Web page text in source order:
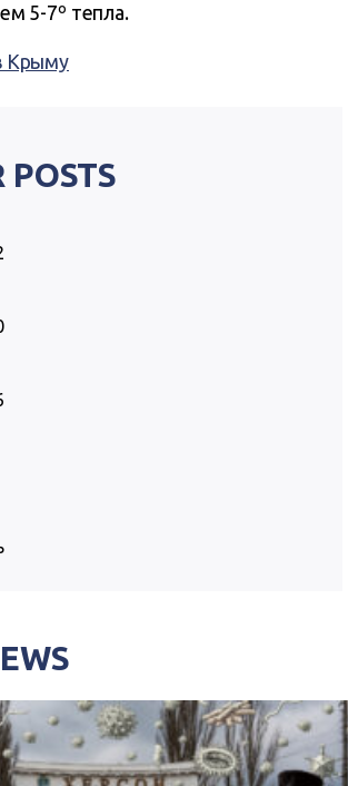
5-7º тепла.
Крыму